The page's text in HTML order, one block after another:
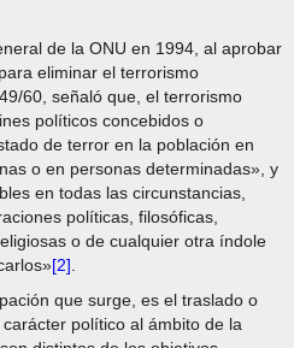
de la ONU en 1994, al aprobar
eliminar el terrorismo
60, señaló que, el terrorismo
políticos concebidos o
de terror en la población en
o en personas determinadas», y
en todas las circunstancias,
políticas, filosóficas,
o de cualquier otra índole
[2]
que surge, es el traslado o
político al ámbito de la